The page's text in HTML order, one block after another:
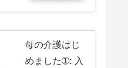
母の介護はじ
めました➀: 入